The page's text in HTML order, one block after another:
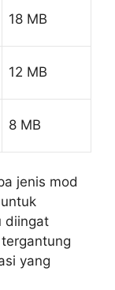
18 MB
12 MB
8 MB
jenis mod
diingat
yang